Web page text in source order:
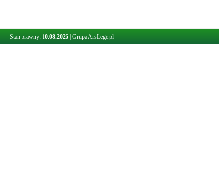
Stan prawny: 10.08.2026 Grupa ArsLege.pl